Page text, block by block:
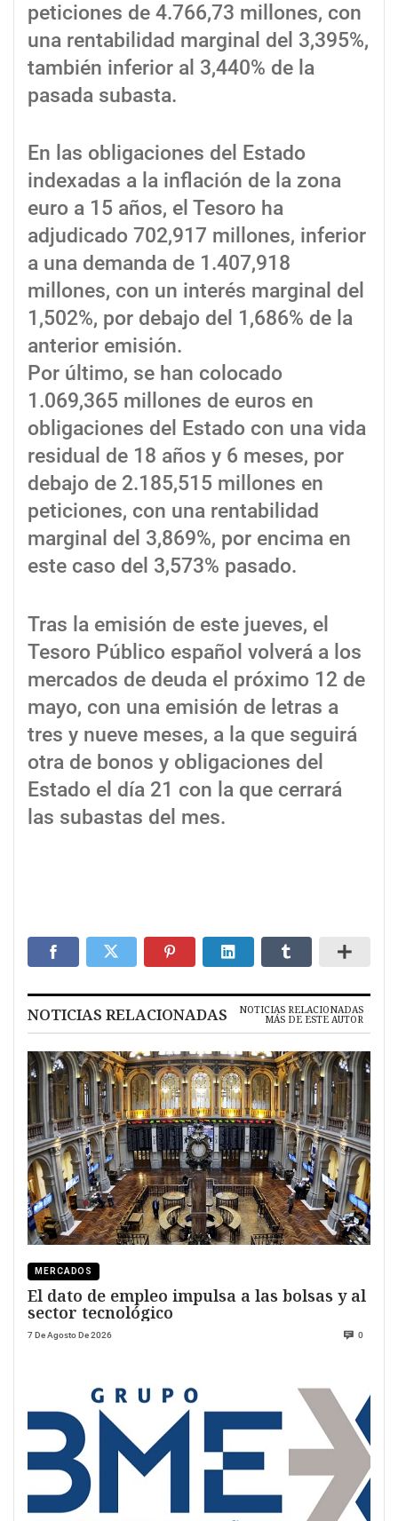
peticiones de 4.766,73 millones, con
una rentabilidad marginal del 3,395%,
también inferior al 3,440% de la
pasada subasta.
En las obligaciones del Estado
indexadas a la inflación de la zona
euro a 15 años, el Tesoro ha
adjudicado 702,917 millones, inferior
a una demanda de 1.407,918
millones, con un interés marginal del
1,502%, por debajo del 1,686% de la
anterior emisión.
Por último, se han colocado
1.069,365 millones de euros en
obligaciones del Estado con una vida
residual de 18 años y 6 meses, por
debajo de 2.185,515 millones en
peticiones, con una rentabilidad
marginal del 3,869%, por encima en
este caso del 3,573% pasado.
Tras la emisión de este jueves, el
Tesoro Público español volverá a los
mercados de deuda el próximo 12 de
mayo, con una emisión de letras a
tres y nueve meses, a la que seguirá
otra de bonos y obligaciones del
Estado el día 21 con la que cerrará
las subastas del mes.
NOTICIAS RELACIONADAS NOTICIAS RELACIONADAS
MÁS DE ESTE AUTOR
MERCADOS
El dato de empleo impulsa a las bolsas y al
sector tecnológico
7 De Agosto De 2026 0